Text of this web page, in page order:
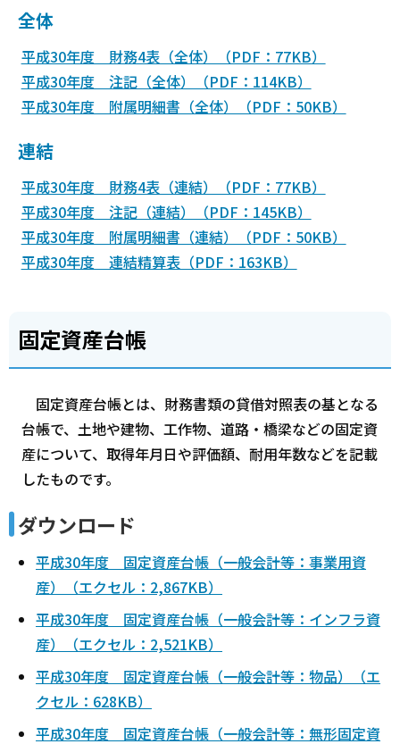
全体
平成30年度 財務4表（全体）（PDF：77KB）
平成30年度 注記（全体）（PDF：114KB）
平成30年度 附属明細書（全体）（PDF：50KB）
連結
平成30年度 財務4表（連結）（PDF：77KB）
平成30年度 注記（連結）（PDF：145KB）
平成30年度 附属明細書（連結）（PDF：50KB）
平成30年度 連結精算表（PDF：163KB）
固定資産台帳
固定資産台帳とは、財務書類の貸借対照表の基となる
台帳で、土地や建物、工作物、道路・橋梁などの固定資
産について、取得年月日や評価額、耐用年数などを記載
したものです。
ダウンロード
平成30年度 固定資産台帳（一般会計等：事業用資
産）（エクセル：2,867KB）
平成30年度 固定資産台帳（一般会計等：インフラ資
産）（エクセル：2,521KB）
平成30年度 固定資産台帳（一般会計等：物品）（エ
クセル：628KB）
平成30年度 固定資産台帳（一般会計等：無形固定資